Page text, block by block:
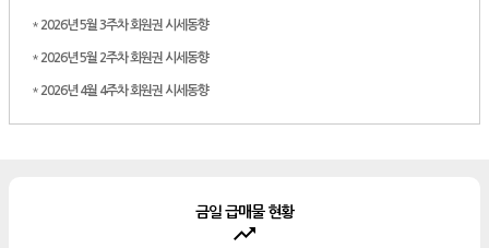
* 2026년 5월 3주차 회원권 시세동향
* 2026년 5월 2주차 회원권 시세동향
* 2026년 4월 4주차 회원권 시세동향
금일 급매물 현황
trending_up